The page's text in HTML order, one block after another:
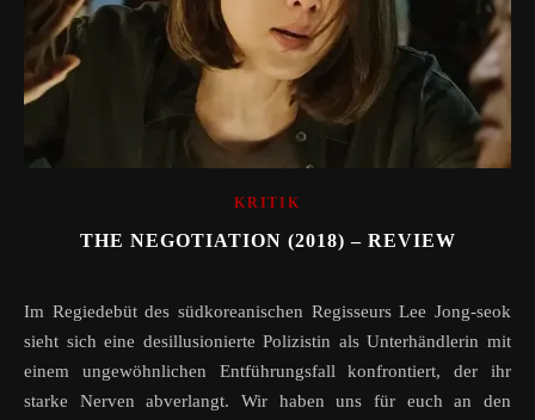
KRITIK
THE NEGOTIATION (2018) – REVIEW
Im Regiedebüt des südkoreanischen Regisseurs Lee Jong-seok
sieht sich eine desillusionierte Polizistin als Unterhändlerin mit
einem ungewöhnlichen Entführungsfall konfrontiert, der ihr
starke Nerven abverlangt. Wir haben uns für euch an den